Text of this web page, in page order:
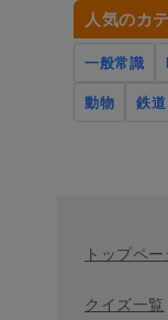
人気のカ
一般常識
動物
鉄道
トップペ
クイズ一覧